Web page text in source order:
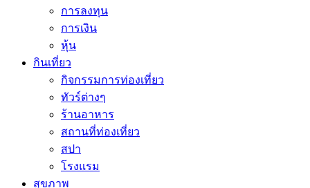
การลงทุน
การเงิน
หุ้น
กินเที่ยว
กิจกรรมการท่องเที่ยว
ทัวร์ต่างๆ
ร้านอาหาร
สถานที่ท่องเที่ยว
สปา
โรงแรม
สุขภาพ